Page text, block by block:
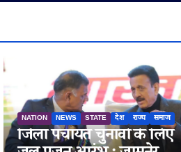
NATION NEWS STATE देश राज्य समाज
जिला पंचायत चुनावों के लिए